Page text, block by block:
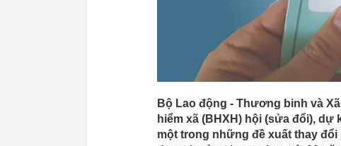
Bộ Lao động - Thương binh và
hiểm xã (BHXH) hội (sửa đổi),
một trong những đề xuất thay đổi